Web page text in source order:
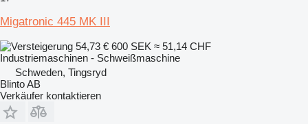
Migatronic 445 MK III
54,73 € 600 SEK ≈ 51,14 CHF
Industriemaschinen - Schweißmaschine
Schweden, Tingsryd
Blinto AB
Verkäufer kontaktieren